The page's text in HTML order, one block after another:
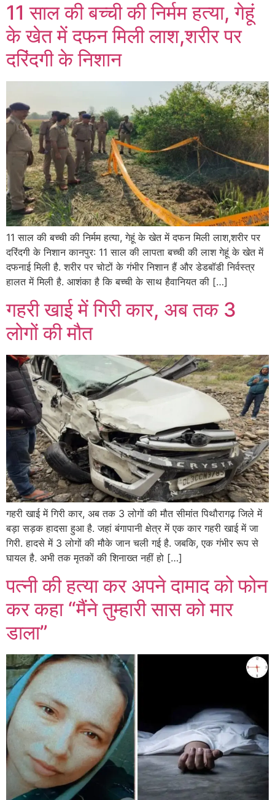
11 साल की बच्ची की निर्मम हत्या, गेहूं
के खेत में दफन मिली लाश,शरीर पर
दरिंदगी के निशान
11 साल की बच्ची की निर्मम हत्या, गेहूं के खेत में दफन मिली लाश,शरीर पर
दरिंदगी के निशान कानपुर: 11 साल की लापता बच्ची की लाश गेहूं के खेत में
दफनाई मिली है. शरीर पर चोटों के गंभीर निशान हैं और डेडबॉडी निर्वस्त्र
हालत में मिली है. आशंका है कि बच्ची के साथ हैवानियत की […]
गहरी खाई में गिरी कार, अब तक 3
लोगों की मौत
गहरी खाई में गिरी कार, अब तक 3 लोगों की मौत सीमांत पिथौरागढ़ जिले में
बड़ा सड़क हादसा हुआ है. जहां बंगापानी क्षेत्र में एक कार गहरी खाई में जा
गिरी. हादसे में 3 लोगों की मौके जान चली गई है. जबकि, एक गंभीर रूप से
घायल है. अभी तक मृतकों की शिनाख्त नहीं हो […]
पत्नी की हत्या कर अपने दामाद को फोन
कर कहा “मैंने तुम्हारी सास को मार
डाला”